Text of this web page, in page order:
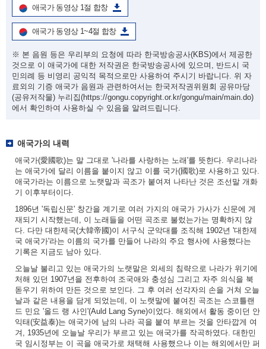
애국가 동영상 1절 합창
애국가 동영상 1~4절 합창
※ 본 음원 등은 우리부의 요청에 따라 한국방송공사(KBS)에서 제공한
것으로 이 애국가에 대한 저작권은 한국방송공사에 있으며, 반드시 국
민의례 등 비영리 공익적 목적으로만 사용하여 주시기 바랍니다. 위 자
료외의 기증 애국가 음원과 관련하여서는 한국저작권위원회 공유마당
(공유저작물) 누리집(https://gongu.copyright.or.kr/gongu/main/main.do)
에서 확인하여 사용하실 수 있음을 알려드립니다.
애국가의 내력
애국가(愛國歌)는 말 그대로 '나라를 사랑하는 노래'를 뜻한다. 우리나라
는 애국가에 달리 이름을 붙이지 않고 이를 국가(國歌)로 사용하고 있다.
애국가라는 이름으로 노랫말과 곡조가 붙여져 나타난 것은 조선말 개화
기 이후부터이다.
1896년 '독립신문' 창간을 계기로 여러 가지의 애국가 가사가 신문에 게
재되기 시작했는데, 이 노래들을 어떤 곡조로 불렀는가는 명확하지 않
다. 다만 대한제국(大韓帝國)이 서구식 군악대를 조직해 1902년 '대한제
국 애국가'라는 이름의 국가를 만들어 나라의 주요 행사에 사용했다는
기록은 지금도 남아 있다.
오늘날 불리고 있는 애국가의 노랫말은 외세의 침략으로 나라가 위기에
처해 있던 1907년을 전후하여 조국애와 충성심 그리고 자주 의식을 북
돋우기 위하여 만든 것으로 보인다. 그 후 여러 선각자의 손을 거쳐 오늘
날과 같은 내용을 담게 되었는데, 이 노랫말에 붙여진 곡조는 스코틀랜
드 민요 '올드 랭 사인'(Auld Lang Syne)이었다. 해외에서 활동 중이던 안
익태(安益泰)는 애국가에 남의 나라 곡을 붙여 부르는 것을 안타깝게 여
겨, 1935년에 오늘날 우리가 부르고 있는 애국가를 작곡하였다. 대한민
국 임시정부는 이 곡을 애국가로 채택해 사용했으나 이는 해외에서만 퍼